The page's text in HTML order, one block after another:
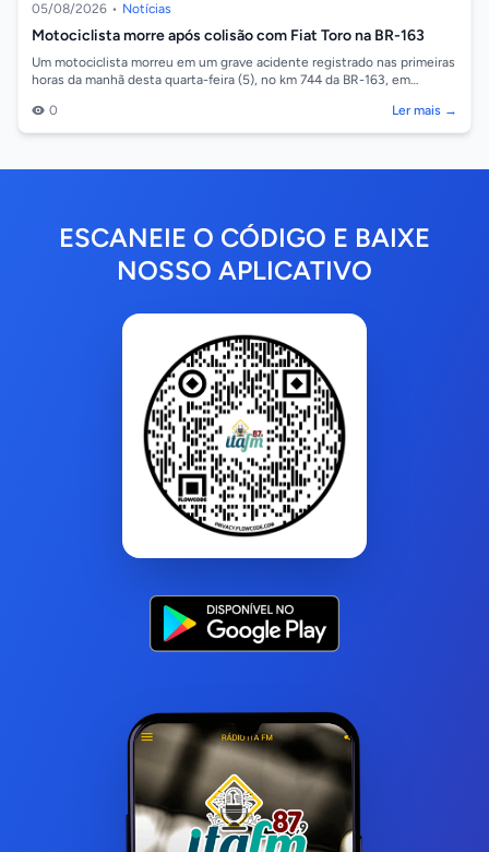
05/08/2026 • Notícias
Motociclista morre após colisão com Fiat Toro na BR-163
Um motociclista morreu em um grave acidente registrado nas primeiras
horas da manhã desta quarta-feira (5), no km 744 da BR-163, em
0
Ler mais →
ESCANEIE O CÓDIGO E BAIXE
NOSSO APLICATIVO